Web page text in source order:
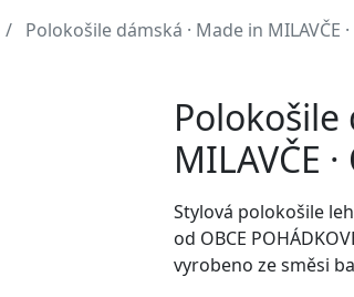
Polokošile dámská · Made in MILAVČE ·
Polokošile
MILAVČE
Stylová polokošile
od OBCE
vyrobeno ze směsi